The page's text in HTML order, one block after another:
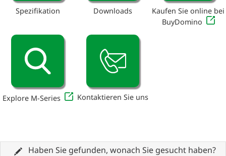
Spezifikation Downloads
Kaufen Sie online bei
BuyDomino
Explore M-Series Kontaktieren Sie uns
Haben Sie gefunden, wonach Sie gesucht haben?